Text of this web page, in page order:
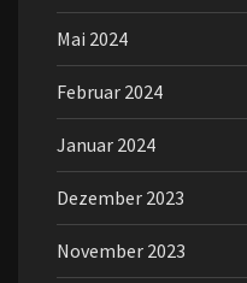
Mai 2024
Februar 2024
Januar 2024
Dezember 2023
November 2023